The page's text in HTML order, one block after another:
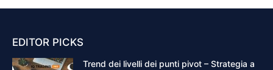
EDITOR PICKS
Trend dei livelli dei punti pivot – Strategia a